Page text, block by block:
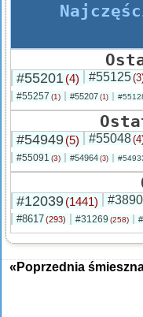
#55201(4) #55125
#55257 (1) #55207 (1)
#54949(5) #55048
#55091 (3) #54964 (3)
#12039(1441) #3890
#8617(293) #31269 (258)
«Poprzednia